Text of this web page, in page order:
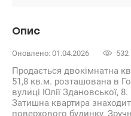
Опис
Оновлено: 01.04.2026 532
Продається двокімнатна
51,8 кв.м. розташована в
вулиці Юлії Здановської, 8.
Затишна квартира
поверхового будинку.